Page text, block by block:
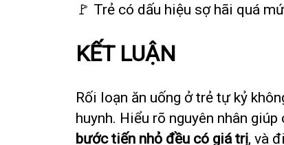
🚩 Trẻ có dấu hiệu sợ hãi quá
KẾT LUẬN
Rối loạn ăn uống ở trẻ tự kỷ
huynh. Hiểu rõ nguyên nhân
bước tiến nhỏ đều có giá trị, và